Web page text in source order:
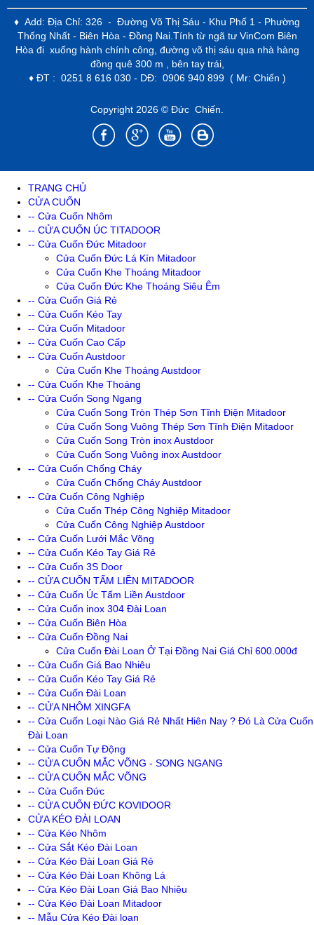
♦ Add: Địa Chỉ: 326 - Đường Võ Thị Sáu - Khu Phố 1 - Phường
Thống Nhất - Biên Hòa - Đồng Nai.Tính từ ngã tư VinCom Biên
Hòa đi xuống hành chính công, đường võ thị sáu qua nhà hàng
đồng quê 300 m , bên tay trái,
♦ ĐT : 0251 8 616 030 - DĐ: 0906 940 899 ( Mr: Chiến )
Copyright 2026 © Đức Chiến.
TRANG CHỦ
CỬA CUỐN
-- Cửa Cuốn Nhôm
-- CỬA CUỐN ÚC TITADOOR
-- Cửa Cuốn Đức Mitadoor
Cửa Cuốn Đức Lá Kín Mitadoor
Cửa Cuốn Khe Thoáng Mitadoor
Cửa Cuốn Đức Khe Thoáng Siêu Êm
-- Cửa Cuốn Giá Rẻ
-- Cửa Cuốn Kéo Tay
-- Cửa Cuốn Mitadoor
-- Cửa Cuốn Cao Cấp
-- Cửa Cuốn Austdoor
Cửa Cuốn Khe Thoáng Austdoor
-- Cửa Cuốn Khe Thoáng
-- Cửa Cuốn Song Ngang
Cửa Cuốn Song Tròn Thép Sơn Tĩnh Điện Mitadoor
Cửa Cuốn Song Vuông Thép Sơn Tĩnh Điện Mitadoor
Cửa Cuốn Song Tròn inox Austdoor
Cửa Cuốn Song Vuông inox Austdoor
-- Cửa Cuốn Chống Cháy
Cửa Cuốn Chống Cháy Austdoor
-- Cửa Cuốn Công Nghiệp
Cửa Cuốn Thép Công Nghiệp Mitadoor
Cửa Cuốn Công Nghiệp Austdoor
-- Cửa Cuốn Lưới Mắc Võng
-- Cửa Cuốn Kéo Tay Giá Rẻ
-- Cửa Cuốn 3S Door
-- CỬA CUỐN TẤM LIỀN MITADOOR
-- Cửa Cuốn Úc Tấm Liền Austdoor
-- Cửa Cuốn inox 304 Đài Loan
-- Cửa Cuốn Biên Hòa
-- Cửa Cuốn Đồng Nai
Cửa Cuốn Đài Loan Ở Tại Đồng Nai Giá Chỉ 600.000đ
-- Cửa Cuốn Giá Bao Nhiêu
-- Cửa Cuốn Kéo Tay Giá Rẻ
-- Cửa Cuốn Đài Loan
-- CỬA NHÔM XINGFA
-- Cửa Cuốn Loại Nào Giá Rẻ Nhất Hiên Nay ? Đó Là Cửa Cuốn
Đài Loan
-- Cửa Cuốn Tự Động
-- CỬA CUỐN MẮC VÕNG - SONG NGANG
-- CỬA CUỐN MẮC VÕNG
-- Cửa Cuốn Đức
-- CỬA CUỐN ĐỨC KOVIDOOR
CỬA KÉO ĐÀI LOAN
-- Cửa Kéo Nhôm
-- Cửa Sắt Kéo Đài Loan
-- Cửa Kéo Đài Loan Giá Rẻ
-- Cửa Kéo Đài Loan Không Lá
-- Cửa Kéo Đài Loan Giá Bao Nhiêu
-- Cửa Kéo Đài Loan Mitadoor
-- Mẫu Cửa Kéo Đài loan